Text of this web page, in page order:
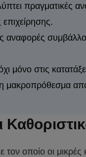
πραγματικές
επιχείρησης.
αναφορές
μόνο στις
μακροπρόθεσμα
τον οποίο οι